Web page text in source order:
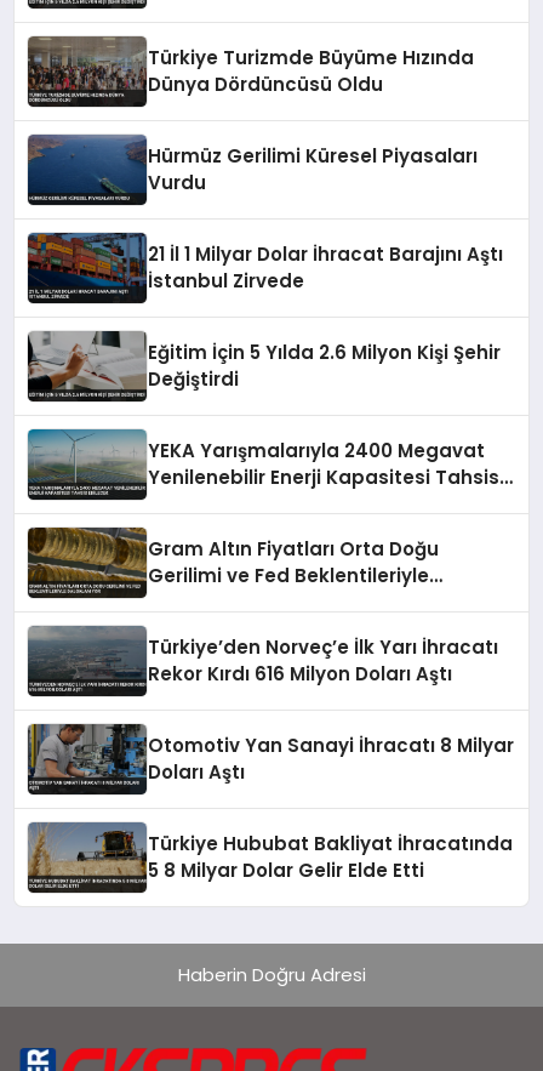
Türkiye Turizmde Büyüme Hızında
Dünya Dördüncüsü Oldu
Hürmüz Gerilimi Küresel Piyasaları
Vurdu
21 İl 1 Milyar Dolar İhracat Barajını Aştı
İstanbul Zirvede
Eğitim İçin 5 Yılda 2.6 Milyon Kişi Şehir
Değiştirdi
YEKA Yarışmalarıyla 2400 Megavat
Yenilenebilir Enerji Kapasitesi Tahsis
Gram Altın Fiyatları Orta Doğu
Gerilimi ve Fed Beklentileriyle
Türkiye’den Norveç’e İlk Yarı İhracatı
Rekor Kırdı 616 Milyon Doları Aştı
Otomotiv Yan Sanayi İhracatı 8 Milyar
Doları Aştı
Türkiye Hububat Bakliyat İhracatında
5 8 Milyar Dolar Gelir Elde Etti
Haberin Doğru Adresi